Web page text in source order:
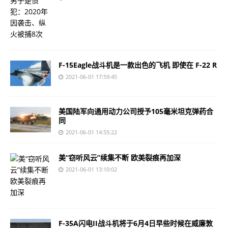
F-15Eagle战斗机是一款出色的飞机 即使在 F-22 R
2021-06-01 17:59:45
美国陆军向通用动力公司授予105毫米坦克弹药合
同
2021-06-01 14:55:22
美“窃听风云”续集不断 欧美裂痕再加深
2021-06-01 13:10:02
F-35A闪电II战斗机将于6月4日早些时候在威廉敦